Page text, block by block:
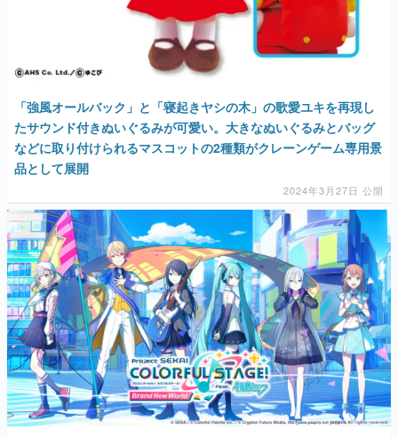
「強風オールバック」と「寝起きヤシの木」の歌愛ユキを再現し
たサウンド付きぬいぐるみが可愛い。大きなぬいぐるみとバッグ
などに取り付けられるマスコットの2種類がクレーンゲーム専用景
品として展開
2024年3月27日 公開